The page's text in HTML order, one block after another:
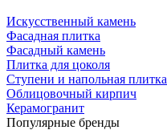
Искусственный камень
Фасадная плитка
Фасадный камень
Плитка для цоколя
Ступени и напольная плитка
Облицовочный кирпич
Керамогранит
Популярные бренды